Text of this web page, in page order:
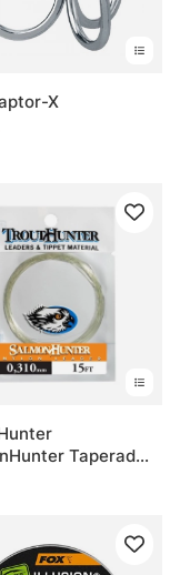
X
Taperad